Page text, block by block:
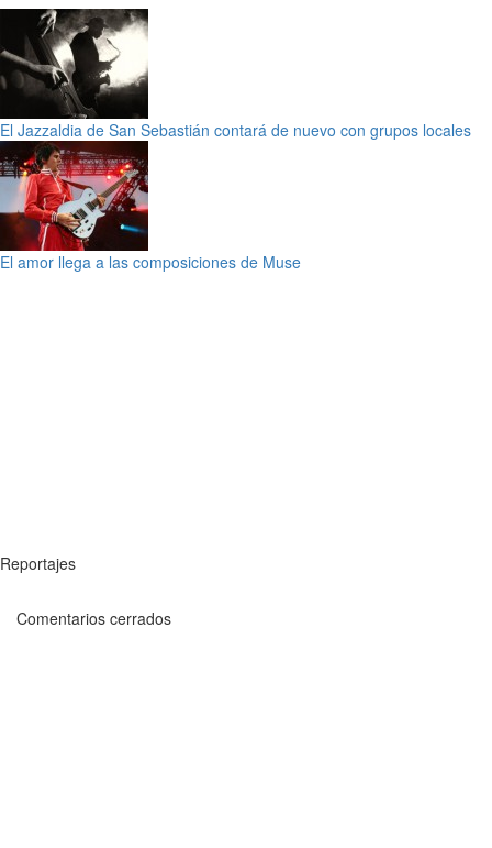
El Jazzaldia de San Sebastián contará de nuevo con grupos locales
El amor llega a las composiciones de Muse
Reportajes
Comentarios cerrados